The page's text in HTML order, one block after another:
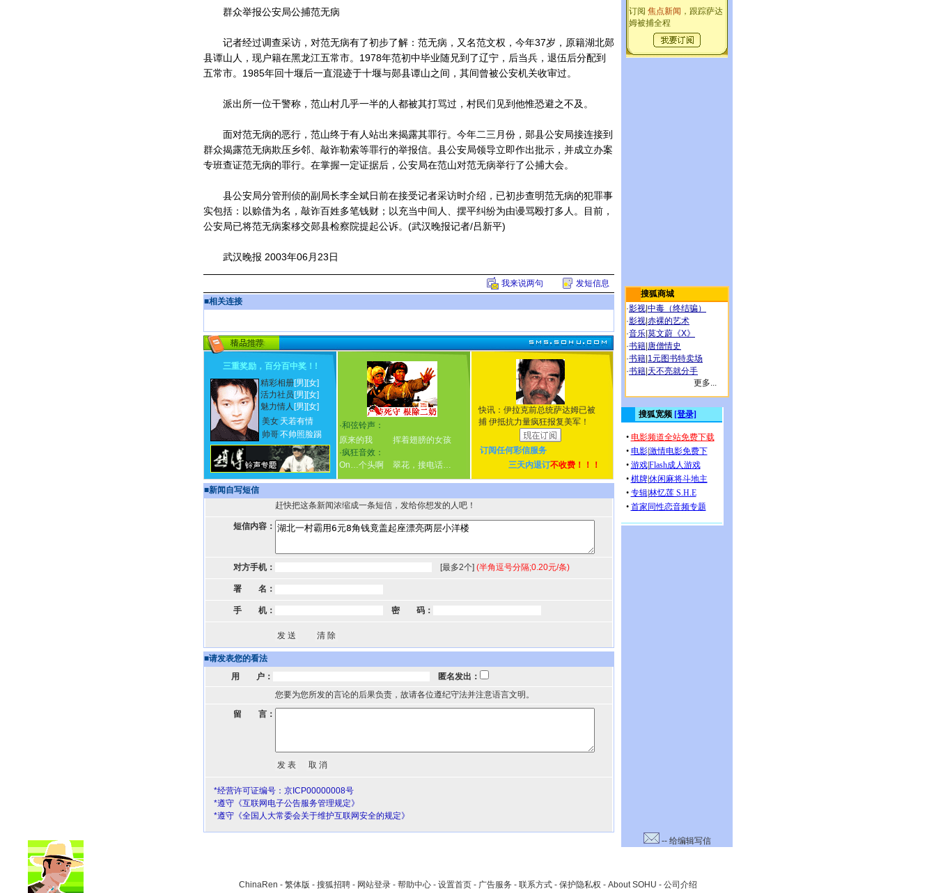
群众举报公安局公捕范无病
记者经过调查采访，对范无病有了初步了解：范无病，又名范文权，今年37岁，原籍湖北郧
县谭山人，现户籍在黑龙江五常市。1978年范初中毕业随兄到了辽宁，后当兵，退伍后分配到
五常市。1985年回十堰后一直混迹于十堰与郧县谭山之间，其间曾被公安机关收审过。
派出所一位干警称，范山村几乎一半的人都被其打骂过，村民们见到他惟恐避之不及。
面对范无病的恶行，范山终于有人站出来揭露其罪行。今年二三月份，郧县公安局接连接到
群众揭露范无病欺压乡邻、敲诈勒索等罪行的举报信。县公安局领导立即作出批示，并成立办案
专班查证范无病的罪行。在掌握一定证据后，公安局在范山对范无病举行了公捕大会。
县公安局分管刑侦的副局长李全斌日前在接受记者采访时介绍，已初步查明范无病的犯罪事
实包括：以赊借为名，敲诈百姓多笔钱财；以充当中间人、摆平纠纷为由谩骂殴打多人。目前，
公安局已将范无病案移交郧县检察院提起公诉。(武汉晚报记者/吕新平)
武汉晚报 2003年06月23日
我来说两句
发短信息
■相关连接
三重奖励，百分百中奖！ !
精彩相册[男] [女]
活力社员 [男] [女]
魅力情人 [男] [女]
美女 天若有情
帅哥不帅照脸踢
·和弦铃声：
原来的我
挥着翅膀的女孩
·疯狂音效：
On…个头啊
翠花，接电话…
快讯：伊拉克前总统萨达姆已被
捕 伊抵抗力量疯狂报复美军！
订阅任何彩信服务
三天内退订不收费！！！
■新闻自写短信
赶快把这条新闻浓缩成一条短信，发给你想发的人吧！
短信内容：
对方手机： [最多2个] (半角逗号分隔;0.20元/条)
署 名：
手 机： 密 码：
■请发表您的看法
用 户：
匿名发出：
您要为您所发的言论的后果负责，故请各位遵纪守法并注意语言文明。
留 言：
*经营许可证编号：京ICP00000008号
*遵守《互联网电子公告服务管理规定》
*遵守《全国人大常委会关于维护互联网安全的规定》
订阅 焦点新闻 ，跟踪萨达
姆被捕全程
搜狐商城
·影视 中毒（终结骗）
·影视 赤裸的艺术
·音乐 莫文蔚《X》
·书籍 唐僧情史
·书籍 1元图书特卖场
·书籍 天不亮就分手
更多...
-- 给编辑写信
ChinaRen - 繁体版 - 搜狐招聘 - 网站登录 - 帮助中心 - 设置首页 - 广告服务 - 联系方式 - 保护隐私权 - About SOHU - 公司介绍